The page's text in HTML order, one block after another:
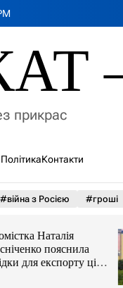
прикрас
ПолітикаКонтакти
#війна з Росією #гроші
Наталія
пояснила
для експорту цін і